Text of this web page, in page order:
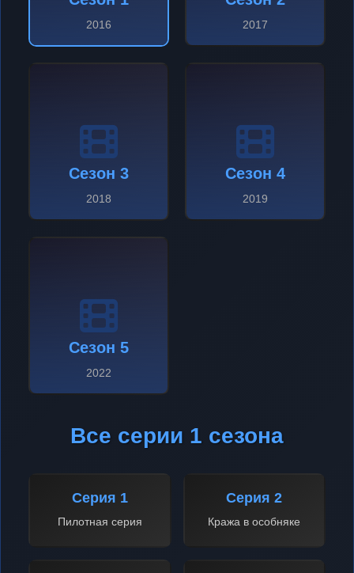
2016 2017
Сезон 3
2018
Сезон 4
2019
Сезон 5
2022
Все серии 1 сезона
Серия 1
Пилотная серия
Серия 2
Кража в особняке